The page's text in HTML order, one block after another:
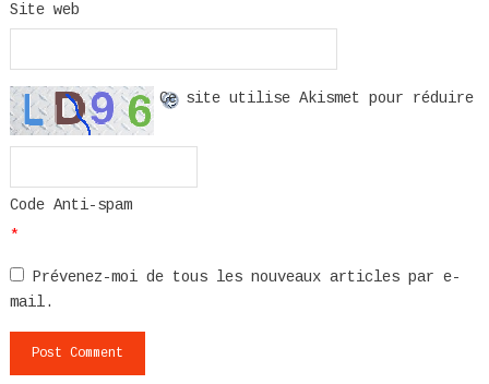
Site web
Code Anti-spam
*
Prévenez-moi de tous les nouveaux articles par e-
mail.
Ce site utilise Akismet pour réduire